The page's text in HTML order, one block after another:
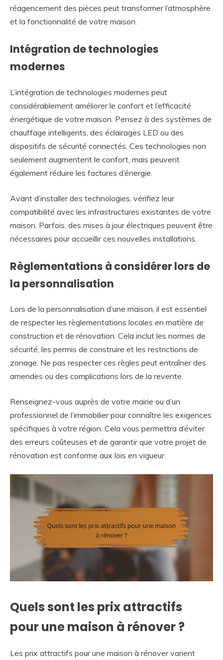
réagencement des pièces peut transformer l’atmosphère
et la fonctionnalité de votre maison.
Intégration de technologies
modernes
L’intégration de technologies modernes peut
considérablement améliorer le confort et l’efficacité
énergétique de votre maison. Pensez à des systèmes de
chauffage intelligents, des éclairages LED ou des
dispositifs de sécurité connectés. Ces technologies non
seulement augmentent le confort, mais peuvent
également réduire les factures d’énergie.
Avant d’installer des technologies, vérifiez leur
compatibilité avec les infrastructures existantes de votre
maison. Parfois, des mises à jour électriques peuvent être
nécessaires pour accueillir ces nouvelles installations.
Règlementations à considérer lors de
la personnalisation
Lors de la personnalisation d’une maison, il est essentiel
de respecter les règlementations locales en matière de
construction et de rénovation. Cela inclut les normes de
sécurité, les permis de construire et les restrictions de
zonage. Ne pas respecter ces règles peut entraîner des
amendes ou des complications lors de la revente.
Renseignez-vous auprès de votre mairie ou d’un
professionnel de l’immobilier pour connaître les exigences
spécifiques à votre région. Cela vous permettra d’éviter
des erreurs coûteuses et de garantir que votre projet de
rénovation est conforme aux lois en vigueur.
Quels sont les prix attractifs
pour une maison à rénover ?
Les prix attractifs pour une maison à rénover varient